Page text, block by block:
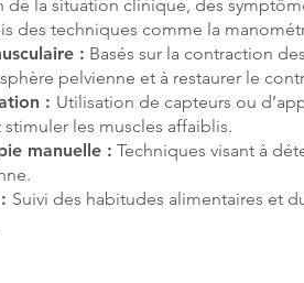
de la situation clinique, des
des techniques comme la
: Basés sur la contraction
pelvienne et à restaurer le
: Utilisation de capteurs ou
les muscles affaiblis.
manuelle : Techniques visant à
Suivi des habitudes alimentaires et